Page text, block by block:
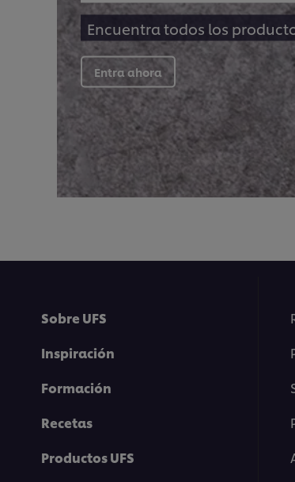
Encuentra todos los
Entra ahora
Sobre UFS
Inspiración
Formación
Recetas
Productos UFS